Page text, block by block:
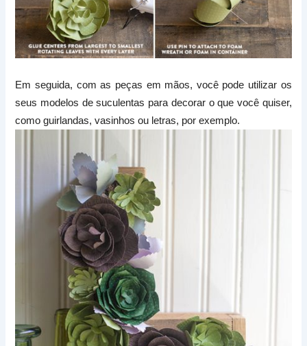
Em seguida, com as peças em mãos, você pode utilizar os
seus modelos de suculentas para decorar o que você quiser,
como guirlandas, vasinhos ou letras, por exemplo.